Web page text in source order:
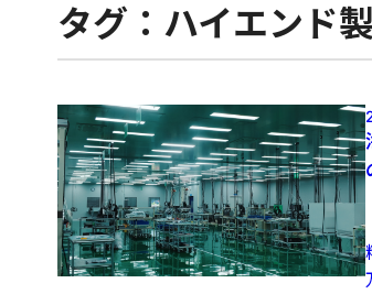
タグ：ハイエンド